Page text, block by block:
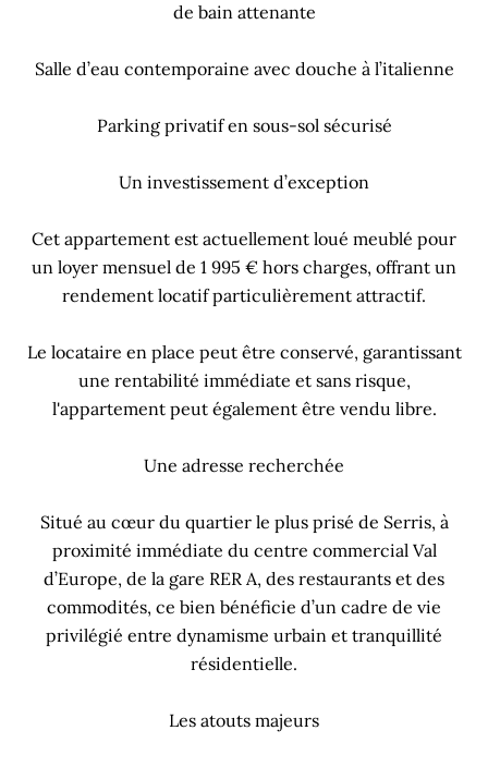
de bain attenante
Salle d’eau contemporaine avec douche à l’italienne
Parking privatif en sous-sol sécurisé
Un investissement d’exception
Cet appartement est actuellement loué meublé pour
un loyer mensuel de 1 995 € hors charges, offrant un
rendement locatif particulièrement attractif.
Le locataire en place peut être conservé, garantissant
une rentabilité immédiate et sans risque,
l'appartement peut également être vendu libre.
Une adresse recherchée
Situé au cœur du quartier le plus prisé de Serris, à
proximité immédiate du centre commercial Val
d’Europe, de la gare RER A, des restaurants et des
commodités, ce bien bénéficie d’un cadre de vie
privilégié entre dynamisme urbain et tranquillité
résidentielle.
Les atouts majeurs